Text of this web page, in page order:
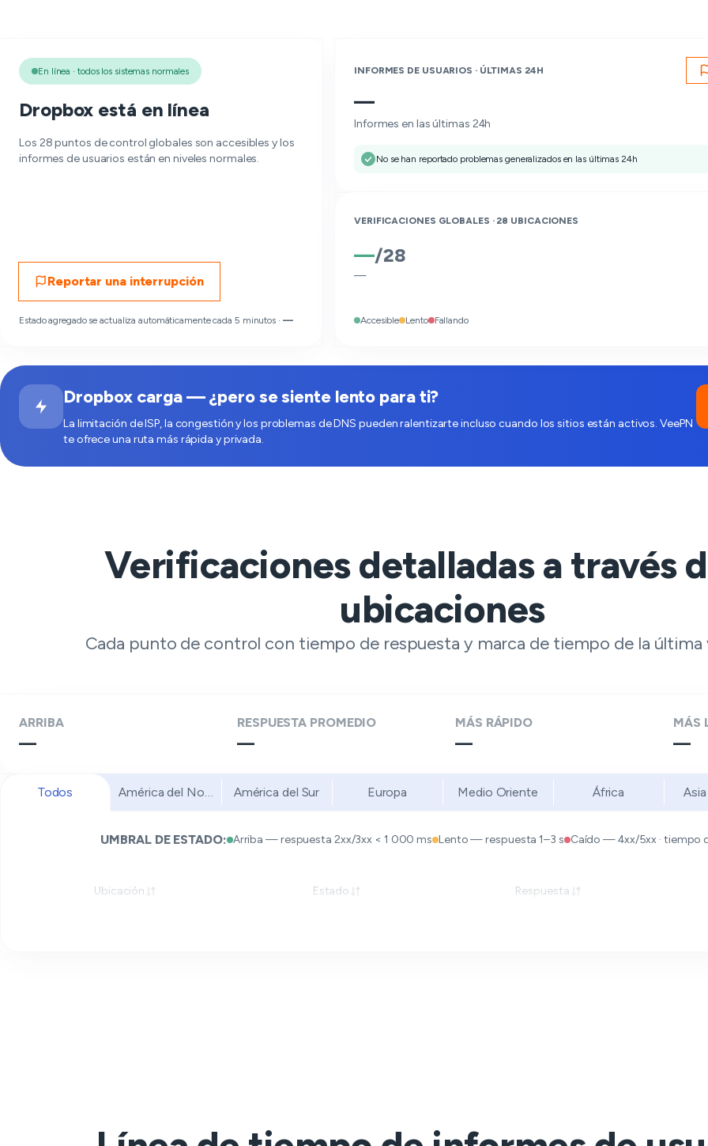
En línea · todos los sistemas normales
Dropbox está en línea
Los 28 puntos de control globales son accesibles y los
informes de usuarios están en niveles normales.
Reportar una interrupción
Estado agregado se actualiza automáticamente cada 5 minutos · —
INFORMES DE USUARIOS · ÚLTIMAS 24H
—
Informes en las últimas 24h
No se han reportado problemas generalizados en las últimas 24h
VERIFICACIONES GLOBALES · 28 UBICACIONES
—/28
—
Accesible Lento Fallando
Dropbox carga — ¿pero se siente lento para ti?
La limitación de ISP, la congestión y los problemas de DNS pueden ralentizarte incluso cuando los sitios están activos. VeePN
te ofrece una ruta más rápida y privada.
Verificaciones detalladas a través
ubicaciones
Cada punto de control con tiempo de respuesta y marca de tiempo de la
ARRIBA
—
RESPUESTA PROMEDIO
—
MÁS RÁPIDO
—
MÁS
—
Todos América del Norte América del Sur Europa Medio Oriente África
UMBRAL DE ESTADO: Arriba — respuesta 2xx/3xx < 1 000 ms Lento — respuesta 1–3 s Caído — 4xx/5xx · tiempo
Ubicación Estado Respuesta